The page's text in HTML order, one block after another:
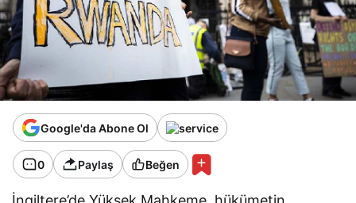
Google'da Abone Ol
0 Paylaş Beğen